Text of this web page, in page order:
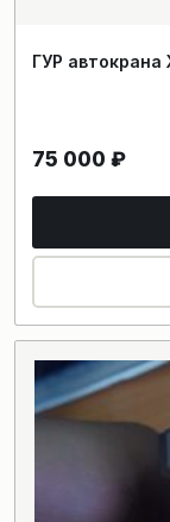
ГУР автокрана
75 000 ₽